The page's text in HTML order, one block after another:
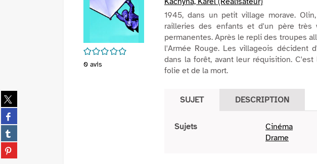
Partager
sur
twitter
(Nouvelle
fenêtre)
Partager
sur
facebook
(Nouvelle
fenêtre)
Partager
sur
tumblr
Partager
sur
/5
0 avis
1945, dans un petit village morave.
railleries des enfants et d'un père
permanentes. Après le repli des troupes
l'Armée Rouge. Les villageois décident
dans la forêt, avant leur réquisition.
folie et de la mort.
SUJET DESCRIPTION
Sujets
Cinéma
Drame